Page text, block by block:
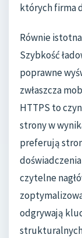
których firma
Równie
Szybkość
poprawne
zwłaszcza
HTTPS to
strony w
preferują
czytelne
odgrywają